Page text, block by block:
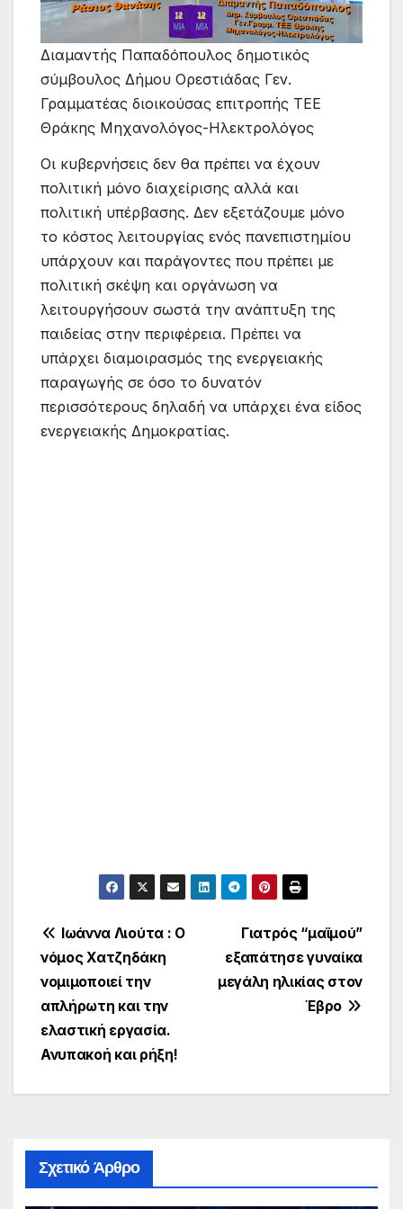
Διαμαντής Παπαδόπουλος δημοτικός
σύμβουλος Δήμου Ορεστιάδας Γεν.
Γραμματέας διοικούσας επιτροπής ΤΕΕ
Θράκης Μηχανολόγος-Ηλεκτρολόγος
Οι κυβερνήσεις δεν θα πρέπει να έχουν
πολιτική μόνο διαχείρισης αλλά και
πολιτική υπέρβασης. Δεν εξετάζουμε μόνο
το κόστος λειτουργίας ενός πανεπιστημίου
υπάρχουν και παράγοντες που πρέπει με
πολιτική σκέψη και οργάνωση να
λειτουργήσουν σωστά την ανάπτυξη της
παιδείας στην περιφέρεια. Πρέπει να
υπάρχει διαμοιρασμός της ενεργειακής
παραγωγής σε όσο το δυνατόν
περισσότερους δηλαδή να υπάρχει ένα είδος
ενεργειακής Δημοκρατίας.
Πλοήγηση
άρθρων
Γιατρός “μαϊμού”
εξαπάτησε γυναίκα
μεγάλη ηλικίας στον
Έβρο
Ιωάννα Λιούτα : Ο
νόμος Χατζηδάκη
νομιμοποιεί την
απλήρωτη και την
ελαστική εργασία.
Ανυπακοή και ρήξη!
Σχετικό Άρθρο